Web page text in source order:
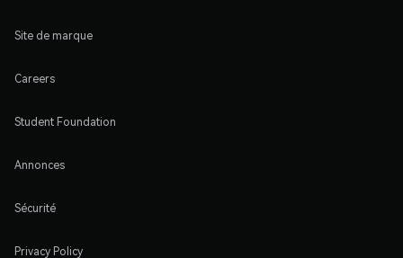
Site de marque
Careers
Student Foundation
Annonces
Sécurité
Privacy Policy